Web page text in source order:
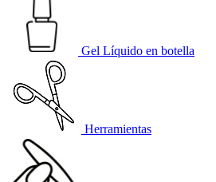
Gel Líquido en botella
Herramientas